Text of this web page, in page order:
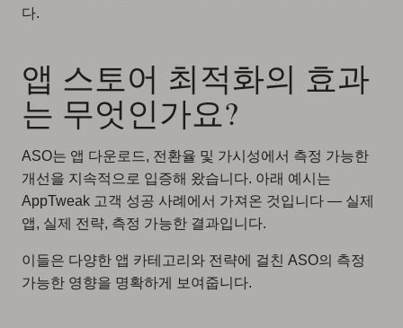
다.
앱 스토어 최적화의 효과
는 무엇인가요?
ASO는 앱 다운로드, 전환율 및 가시성에서 측정 가능한
개선을 지속적으로 입증해 왔습니다. 아래 예시는
AppTweak 고객 성공 사례에서 가져온 것입니다 — 실제
앱, 실제 전략, 측정 가능한 결과입니다.
이들은 다양한 앱 카테고리와 전략에 걸친 ASO의 측정
가능한 영향을 명확하게 보여줍니다.